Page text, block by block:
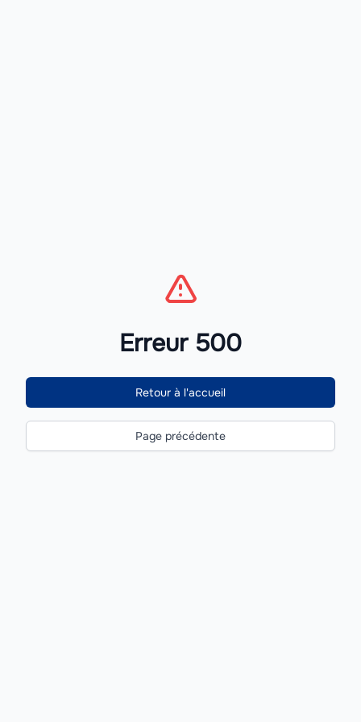
Erreur 500
Retour à l'accueil
Page précédente